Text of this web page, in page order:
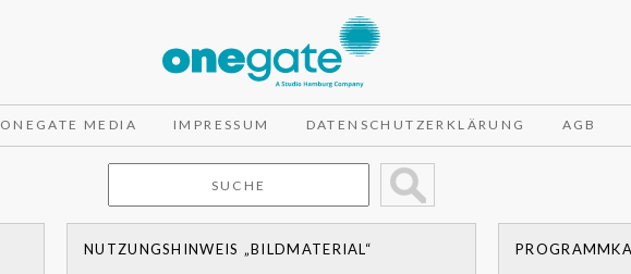
ONEGATE MEDIA IMPRESSUM DATENSCHUTZERKLÄRUNG AGB
NUTZUNGSHINWEIS „BILDMATERIAL“